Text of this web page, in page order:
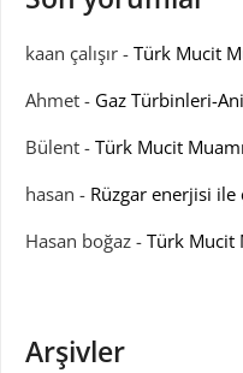
kaan çalışır - Türk Mucit
Ahmet - Gaz Türbinleri-
Bülent - Türk Mucit
hasan - Rüzgar enerjisi ile
Hasan boğaz - Türk Mucit
Arşivler